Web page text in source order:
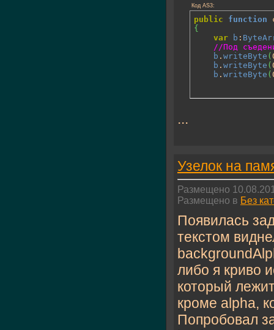
Код AS3:
public function
{
var
b :
//Под
b . writeByte (
b . writeByte (
b . writeByte (
...
Узелок на
Размещено
Размещено в Без
Появилась
текстом
либо я криво
который
кроме alpha,
Попробовал